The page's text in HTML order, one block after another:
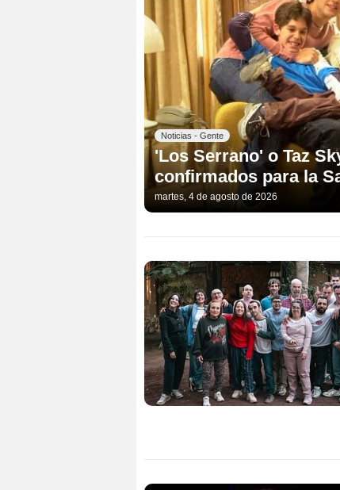
Noticias - Gente
'Los Serrano' o Taz
confirmados para la
martes, 4 de agosto de 2026